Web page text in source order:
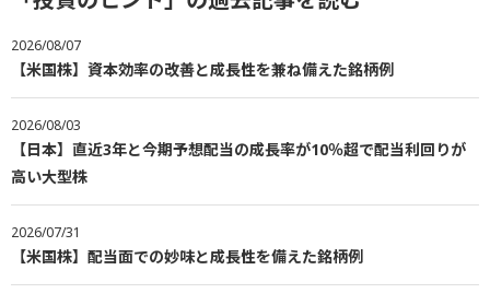
2026/08/07
【米国株】資本効率の改善と成長性を兼ね備えた銘柄例
2026/08/03
【日本】直近3年と今期予想配当の成長率が10％超で配当利回りが
高い大型株
2026/07/31
【米国株】配当面での妙味と成長性を備えた銘柄例